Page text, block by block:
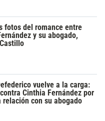
fotos del romance entre
y su abogado,
vuelve a la carga:
Cinthia Fernández por
relación con su abogado